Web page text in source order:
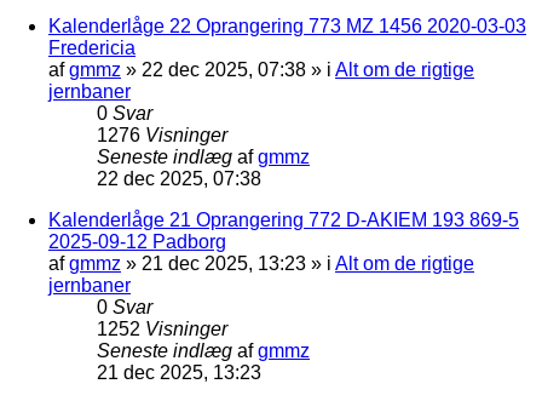
Kalenderlåge 22 Oprangering 773 MZ 1456 2020-03-03
Fredericia
afgmmz » 22 dec 2025, 07:38 » i Alt om de rigtige
jernbaner
0 Svar
1276 Visninger
Seneste indlæg afgmmz
22 dec 2025, 07:38
Kalenderlåge 21 Oprangering 772 D-AKIEM 193 869-5
2025-09-12 Padborg
afgmmz » 21 dec 2025, 13:23 » i Alt om de rigtige
jernbaner
0 Svar
1252 Visninger
Seneste indlæg afgmmz
21 dec 2025, 13:23